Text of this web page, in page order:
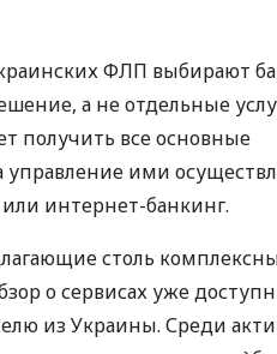
ФЛП выбирают
а не отдельные
получить все основные
ими
интернет-банкинг.
столь
о сервисах уже
из Украины. Среди